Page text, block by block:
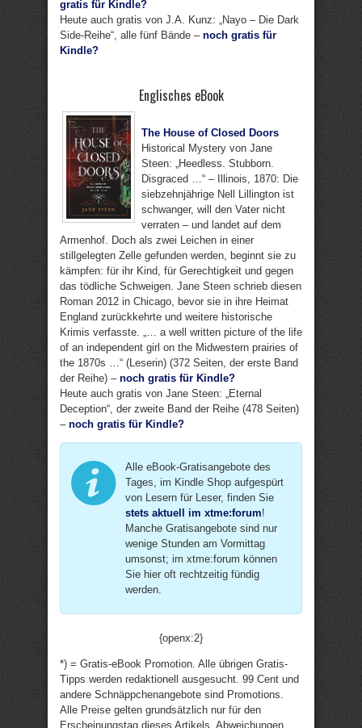
gratis für Kindle?
Heute auch gratis von J.A. Kunz: „Nayo – Die Dark
Side-Reihe“, alle fünf Bände – noch gratis für
Kindle?
Englisches eBook
The House of Closed Doors
Historical Mystery von Jane
Steen: „Heedless. Stubborn.
Disgraced …“ – Illinois, 1870: Die
siebzehnjährige Nell Lillington ist
schwanger, will den Vater nicht
verraten – und landet auf dem
Armenhof. Doch als zwei Leichen in einer
stillgelegten Zelle gefunden werden, beginnt sie zu
kämpfen: für ihr Kind, für Gerechtigkeit und gegen
das tödliche Schweigen. Jane Steen schrieb diesen
Roman 2012 in Chicago, bevor sie in ihre Heimat
England zurückkehrte und weitere historische
Krimis verfasste. „… a well written picture of the life
of an independent girl on the Midwestern prairies of
the 1870s …“ (Leserin) (372 Seiten, der erste Band
der Reihe) – noch gratis für Kindle?
Heute auch gratis von Jane Steen: „Eternal
Deception“, der zweite Band der Reihe (478 Seiten)
– noch gratis für Kindle?
Alle eBook-Gratisangebote des
Tages, im Kindle Shop aufgespürt
von Lesern für Leser, finden Sie
stets aktuell im xtme:forum!
Manche Gratisangebote sind nur
wenige Stunden am Vormittag
umsonst; im xtme:forum können
Sie hier oft rechtzeitig fündig
werden.
{openx:2}
*) = Gratis-eBook Promotion. Alle übrigen Gratis-
Tipps werden redaktionell ausgesucht. 99 Cent und
andere Schnäppchenangebote sind Promotions.
Alle Preise gelten grundsätzlich nur für den
Erscheinungstag dieses Artikels. Abweichungen